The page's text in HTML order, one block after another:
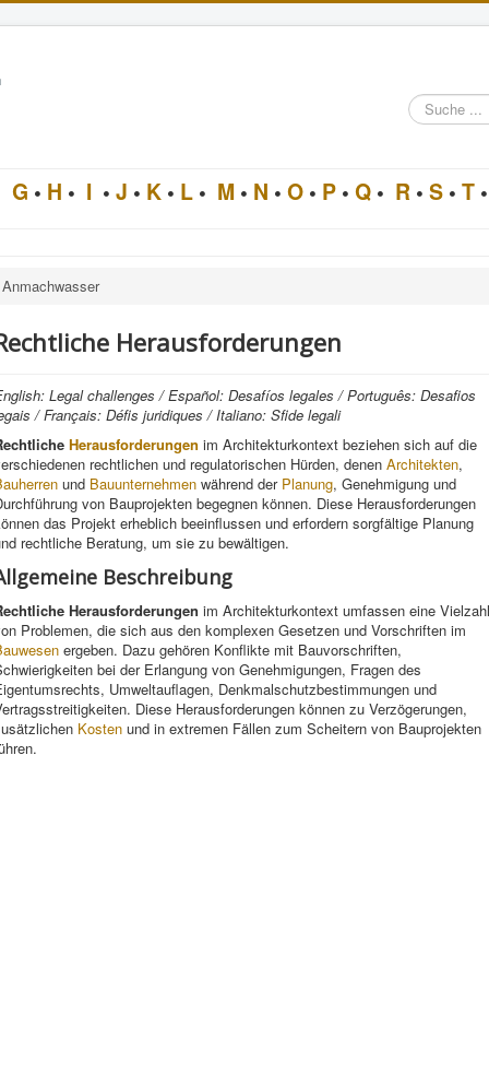
Suche
im
G • H • I • J • K • L • M • N • O • P • Q • R • S • T •
Anmachwasser
Herausforderungen
Legal challenges / Español: Desafíos legales / Português: Desafios
/ Français: Défis juridiques / Italiano: Sfide legali
Herausforderungen im Architekturkontext beziehen sich auf die
rechtlichen und regulatorischen Hürden, denen Architekten,
und Bauunternehmen während der Planung, Genehmigung und
von Bauprojekten begegnen können. Diese Herausforderungen
das Projekt erheblich beeinflussen und erfordern sorgfältige Planung
rechtliche Beratung, um sie zu bewältigen.
Beschreibung
Herausforderungen im Architekturkontext umfassen eine Vielzahl
Problemen, die sich aus den komplexen Gesetzen und Vorschriften im
ergeben. Dazu gehören Konflikte mit Bauvorschriften,
bei der Erlangung von Genehmigungen, Fragen des
Umweltauflagen, Denkmalschutzbestimmungen und
Diese Herausforderungen können zu Verzögerungen,
Kosten und in extremen Fällen zum Scheitern von Bauprojekten